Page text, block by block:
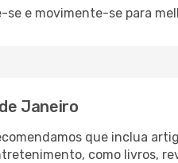
se e movimente-se para
Janeiro
que inclua
como livros,